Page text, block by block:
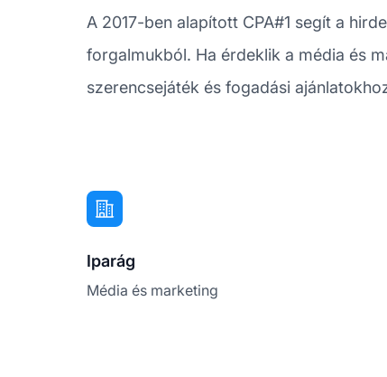
A 2017-ben alapított CPA#1 segít a
forgalmukból. Ha érdeklik a média és
szerencsejáték és fogadási
Iparág
Média és marketing